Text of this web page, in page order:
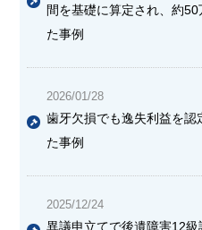
間を基礎に算定され、約
た事例
2026/01/28
歯牙欠損でも逸失利益を認
た事例
2025/12/24
異議申立てで後遺障害12